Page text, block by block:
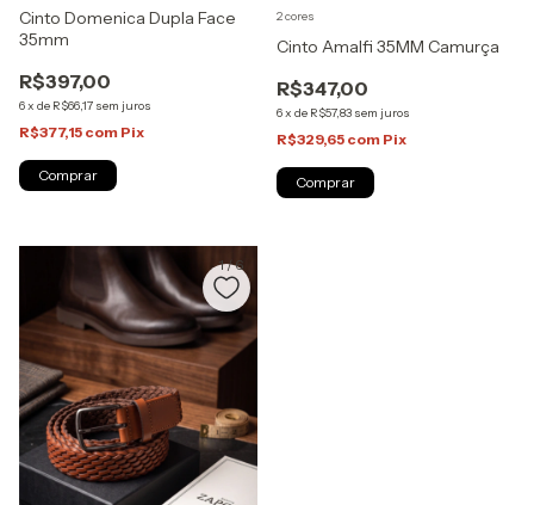
Cinto Domenica Dupla Face
35mm
R$397,00
6x de R$66,17 sem juros
R$377,15 com Pix
Comprar
Cinto Amalfi 35MM Camurça
R$347,00
6x de R$57,83 sem juros
R$329,65 com Pix
2 cores
Comprar
1/6